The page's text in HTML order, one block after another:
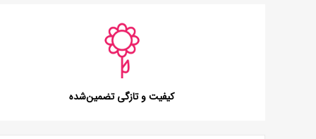
کیفیت و تازگی تضمین‌شده